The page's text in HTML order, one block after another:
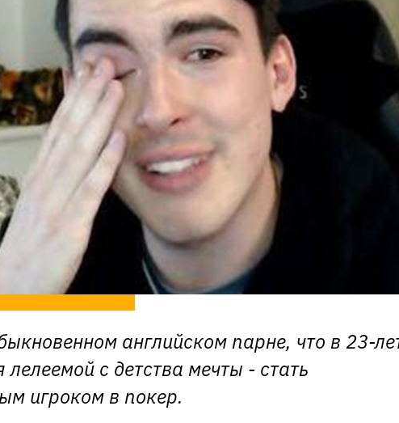
английском парне, что в 23-
лелеемой с детства мечты - стать
игроком в покер.